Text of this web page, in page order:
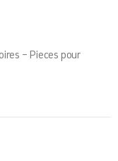
– Pieces pour